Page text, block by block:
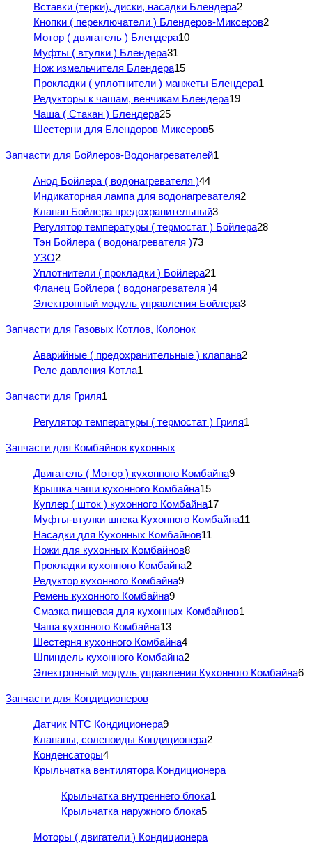
Вставки (терки), диски, насадки Блендера2
Кнопки ( переключатели ) Блендеров-Миксеров2
Мотор ( двигатель ) Блендера10
Муфты ( втулки ) Блендера31
Нож измельчителя Блендера15
Прокладки ( уплотнители ) манжеты Блендера1
Редукторы к чашам, венчикам Блендера19
Чаша ( Стакан ) Блендера25
Шестерни для Блендоров Миксеров5
Запчасти для Бойлеров-Водонагревателей1
Анод Бойлера ( водонагревателя )44
Индикаторная лампа для водонагревателя2
Клапан Бойлера предохранительный3
Регулятор температуры ( термостат ) Бойлера28
Тэн Бойлера ( водонагревателя )73
УЗО2
Уплотнители ( прокладки ) Бойлера21
Фланец Бойлера ( водонагревателя )4
Электронный модуль управления Бойлера3
Запчасти для Газовых Котлов, Колонок
Аварийные ( предохранительные ) клапана2
Реле давления Котла1
Запчасти для Гриля1
Регулятор температуры ( термостат ) Гриля1
Запчасти для Комбайнов кухонных
Двигатель ( Мотор ) кухонного Комбайна9
Крышка чаши кухонного Комбайна15
Куплер ( шток ) кухонного Комбайна17
Муфты-втулки шнека Кухонного Комбайна11
Насадки для Кухонных Комбайнов11
Ножи для кухонных Комбайнов8
Прокладки кухонного Комбайна2
Редуктор кухонного Комбайна9
Ремень кухонного Комбайна9
Смазка пищевая для кухонных Комбайнов1
Чаша кухонного Комбайна13
Шестерня кухонного Комбайна4
Шпиндель кухонного Комбайна2
Электронный модуль управления Кухонного Комбайна6
Запчасти для Кондиционеров
Датчик NTC Кондиционера9
Клапаны, соленоиды Кондиционера2
Конденсаторы4
Крыльчатка вентилятора Кондиционера
Крыльчатка внутреннего блока1
Крыльчатка наружного блока5
Моторы ( двигатели ) Кондиционера